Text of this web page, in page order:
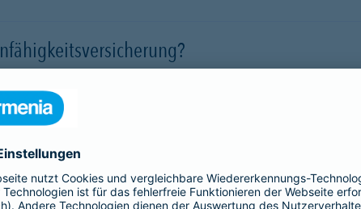
eine Berufsunfähigkeit?